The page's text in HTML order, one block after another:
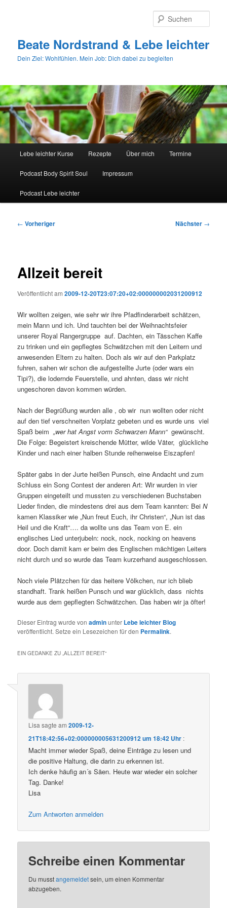
Beate Nordstrand & Lebe leichter
Dein Ziel: Wohlfühlen. Mein Job: Dich dabei zu begleiten
Lebe leichter Kurse Rezepte Über mich Termine
Podcast Body Spirit Soul Impressum
Podcast Lebe leichter
Beitragsnavigation
← Vorheriger Nächster →
Allzeit bereit
Veröffentlicht am2009-12-20T23:07:20+02:000000002031200912
Wir wollten zeigen, wie sehr wir ihre Pfadfinderarbeit schätzen,
mein Mann und ich. Und tauchten bei der Weihnachtsfeier
unserer Royal Rangergruppe auf. Dachten, ein Tässchen Kaffe
zu trinken und ein gepflegtes Schwätzchen mit den Leitern und
anwesenden Eltern zu halten. Doch als wir auf den Parkplatz
fuhren, sahen wir schon die aufgestellte Jurte (oder wars ein
Tipi?), die lodernde Feuerstelle, und ahnten, dass wir nicht
ungeschoren davon kommen würden.
Nach der Begrüßung wurden alle , ob wir nun wollten oder nicht
auf den tief verschneiten Vorplatz gebeten und es wurde uns viel
Spaß beim „wer hat Angst vorm Schwarzen Mann“gewünscht.
Die Folge: Begeistert kreischende Mütter, wilde Väter, glückliche
Kinder und nach einer halben Stunde reihenweise Eiszapfen!
Später gabs in der Jurte heißen Punsch, eine Andacht und zum
Schluss ein Song Contest der anderen Art: Wir wurden in vier
Gruppen eingeteilt und mussten zu verschiedenen Buchstaben
Lieder finden, die mindestens drei aus dem Team kannten: BeiN
kamen Klassiker wie „Nun freut Euch, ihr Christen“, „Nun ist das
Heil und die Kraft“…. da wollte uns das Team von E. ein
englisches Lied unterjubeln: nock, nock, nocking on heavens
door. Doch damit kam er beim des Englischen mächtigen Leiters
nicht durch und so wurde das Team kurzerhand ausgeschlossen.
Noch viele Plätzchen für das heitere Völkchen, nur ich blieb
standhaft. Trank heißen Punsch und war glücklich, dass nichts
wurde aus dem gepflegten Schwätzchen. Das haben wir ja öfter!
Dieser Eintrag wurde vonadminunter Lebe leichter Blog
veröffentlicht. Setze ein Lesezeichen für den Permalink.
EIN GEDANKE ZU „ALLZEIT BEREIT“
Lisa sagte am2009-12-
21T18:42:56+02:000000005631200912 um 18:42 Uhr :
Macht immer wieder Spaß, deine Einträge zu lesen und
die positive Haltung, die darin zu erkennen ist.
Ich denke häufig an´s Säen. Heute war wieder ein solcher
Tag. Danke!
Lisa
Zum Antworten anmelden
Schreibe einen Kommentar
Du musstangemeldetsein, um einen Kommentar
abzugeben.